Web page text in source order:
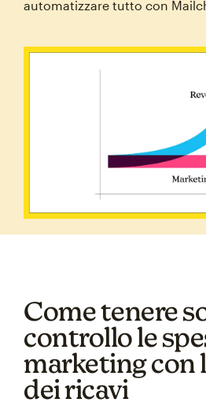
automatizzare tutto con
Come tenere
controllo le
marketing con
dei ricavi